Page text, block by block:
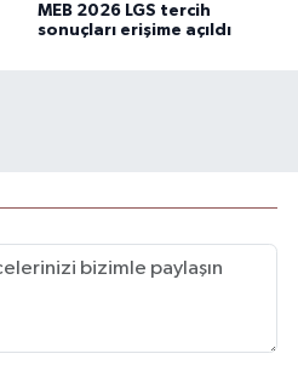
MEB 2026 LGS tercih
sonuçları erişime açıldı